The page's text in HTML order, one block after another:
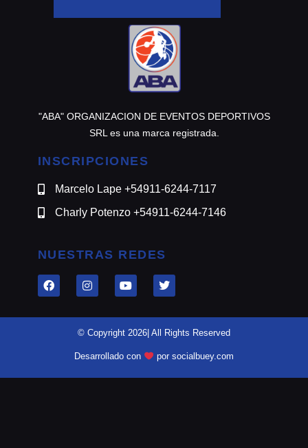
"ABA" ORGANIZACION DE EVENTOS DEPORTIVOS
SRL es una marca registrada.
INSCRIPCIONES
Marcelo Lape +54911-6244-7117
Charly Potenzo +54911-6244-7146
NUESTRAS REDES
© Copyright 2026| All Rights Reserved
Desarrollado con por socialbuey.com